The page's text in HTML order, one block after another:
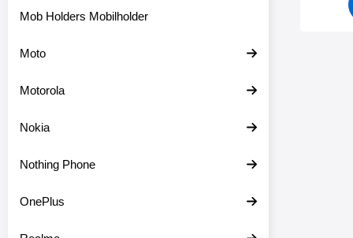
Mob Holders Mobilholder
Moto
Motorola
Nokia
Nothing Phone
OnePlus